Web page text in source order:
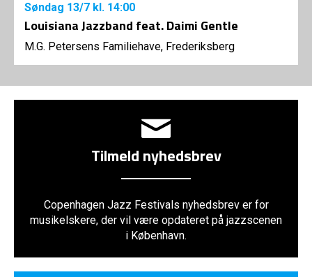
Søndag 13/7 kl. 14:00
Louisiana Jazzband feat. Daimi Gentle
M.G. Petersens Familiehave, Frederiksberg
Tilmeld nyhedsbrev
Copenhagen Jazz Festivals nyhedsbrev er for
musikelskere, der vil være opdateret på jazzscenen
i København.